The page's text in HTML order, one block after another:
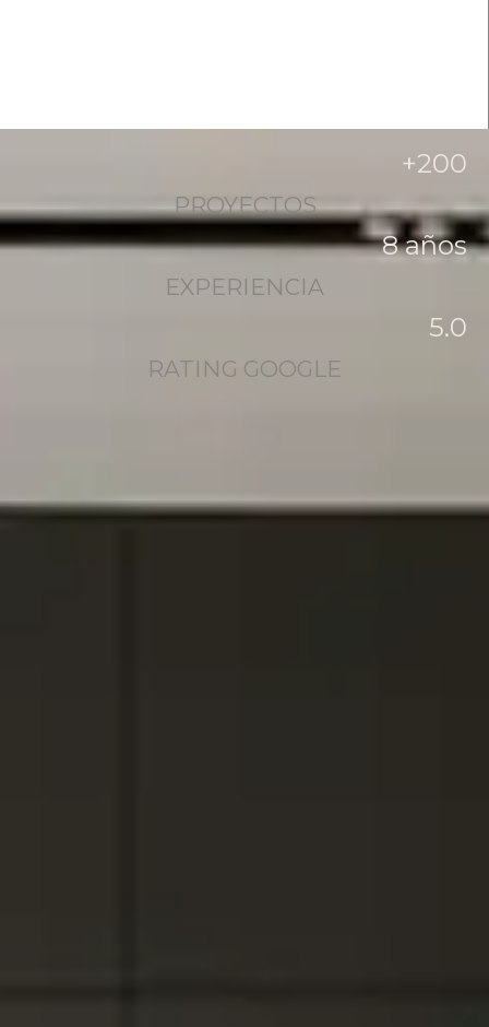
PROYECTOS
+200
EXPERIENCIA
8 años
RATING GOOGLE
5.0